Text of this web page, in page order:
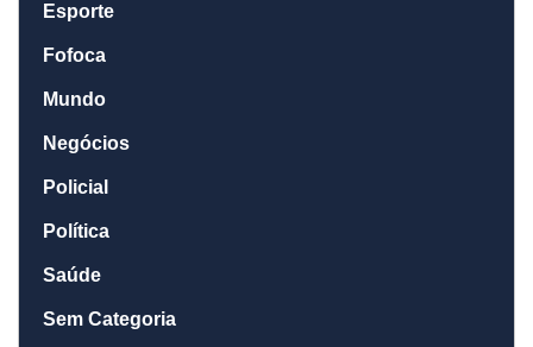
Esporte
Fofoca
Mundo
Negócios
Policial
Política
Saúde
Sem Categoria